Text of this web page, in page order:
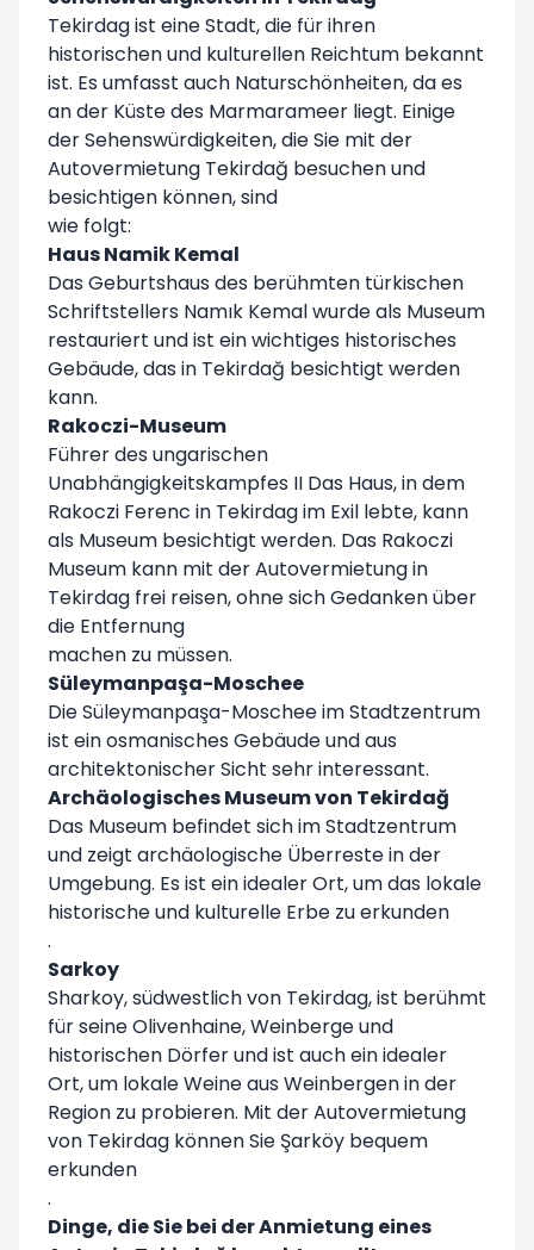
Tekirdag ist eine Stadt, die für ihren
historischen und kulturellen Reichtum bekannt
ist. Es umfasst auch Naturschönheiten, da es
an der Küste des Marmarameer liegt. Einige
der Sehenswürdigkeiten, die Sie mit der
Autovermietung Tekirdağ besuchen und
besichtigen können, sind
wie folgt:
Haus Namik Kemal
Das Geburtshaus des berühmten türkischen
Schriftstellers Namık Kemal wurde als Museum
restauriert und ist ein wichtiges historisches
Gebäude, das in Tekirdağ besichtigt werden
kann.
Rakoczi-Museum
Führer des ungarischen
Unabhängigkeitskampfes II Das Haus, in dem
Rakoczi Ferenc in Tekirdag im Exil lebte, kann
als Museum besichtigt werden. Das Rakoczi
Museum kann mit der Autovermietung in
Tekirdag frei reisen, ohne sich Gedanken über
die Entfernung
machen zu müssen.
Süleymanpaşa-Moschee
Die Süleymanpaşa-Moschee im Stadtzentrum
ist ein osmanisches Gebäude und aus
architektonischer Sicht sehr interessant.
Archäologisches Museum von Tekirdağ
Das Museum befindet sich im Stadtzentrum
und zeigt archäologische Überreste in der
Umgebung. Es ist ein idealer Ort, um das lokale
historische und kulturelle Erbe zu erkunden
.
Sarkoy
Sharkoy, südwestlich von Tekirdag, ist berühmt
für seine Olivenhaine, Weinberge und
historischen Dörfer und ist auch ein idealer
Ort, um lokale Weine aus Weinbergen in der
Region zu probieren. Mit der Autovermietung
von Tekirdag können Sie Şarköy bequem
erkunden
.
Dinge, die Sie bei der Anmietung eines